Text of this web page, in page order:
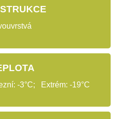
-3°C; Extrém: -19°C